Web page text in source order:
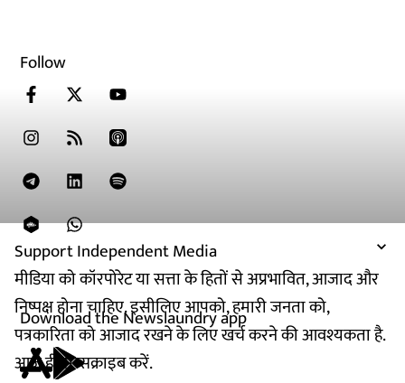
Support Independent Media
मीडिया को कॉरपोरेट या सत्ता के हितों से अप्रभावित, आजाद और
निष्पक्ष होना चाहिए. इसीलिए आपको, हमारी जनता को,
पत्रकारिता को आजाद रखने के लिए खर्च करने की आवश्यकता है.
आज ही सब्सक्राइब करें.
Follow
Download the Newslaundry app